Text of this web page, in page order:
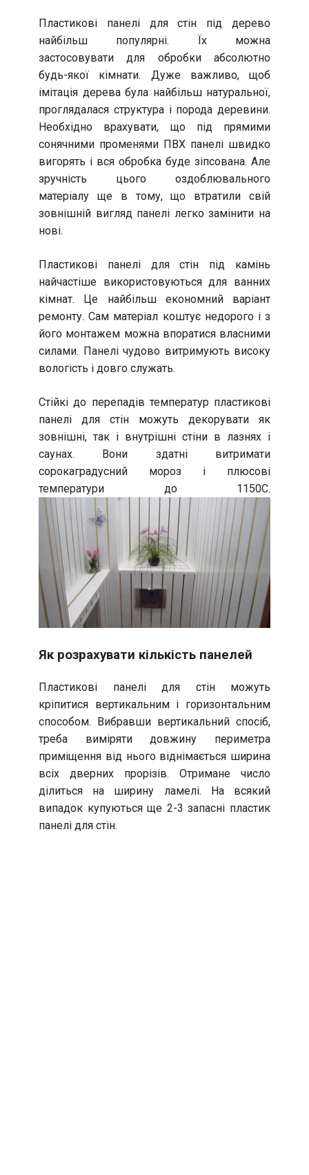
Пластикові панелі для стін під дерево
найбільш популярні. Їх можна
застосовувати для обробки абсолютно
будь-якої кімнати. Дуже важливо, щоб
імітація дерева була найбільш натуральної,
проглядалася структура і порода деревини.
Необхідно врахувати, що під прямими
сонячними променями ПВХ панелі швидко
вигорять і вся обробка буде зіпсована. Але
зручність цього оздоблювального
матеріалу ще в тому, що втратили свій
зовнішній вигляд панелі легко замінити на
нові.
Пластикові панелі для стін під камінь
найчастіше використовуються для ванних
кімнат. Це найбільш економний варіант
ремонту. Сам матеріал коштує недорого і з
його монтажем можна впоратися власними
силами. Панелі чудово витримують високу
вологість і довго служать.
Стійкі до перепадів температур пластикові
панелі для стін можуть декорувати як
зовнішні, так і внутрішні стіни в лазнях і
саунах. Вони здатні витримати
сорокаградусний мороз і плюсові
температури до 1150С.
Як розрахувати кількість панелей
Пластикові панелі для стін можуть
кріпитися вертикальним і горизонтальним
способом. Вибравши вертикальний спосіб,
треба виміряти довжину периметра
приміщення від нього віднімається ширина
всіх дверних прорізів. Отримане число
ділиться на ширину ламелі. На всякий
випадок купуються ще 2-3 запасні пластик
панелі для стін.